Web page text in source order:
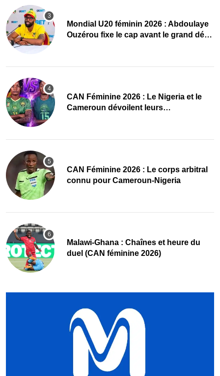
Mondial U20 féminin 2026 : Abdoulaye
Ouzérou fixe le cap avant le grand défi
‎CAN Féminine 2026 : Le Nigeria et le
Cameroun dévoilent leurs
‎CAN Féminine 2026 : Le corps arbitral
connu pour Cameroun-Nigeria
Malawi-Ghana : Chaînes et heure du
duel (CAN féminine 2026)